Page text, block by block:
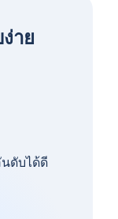
าย
นดับได้ดี